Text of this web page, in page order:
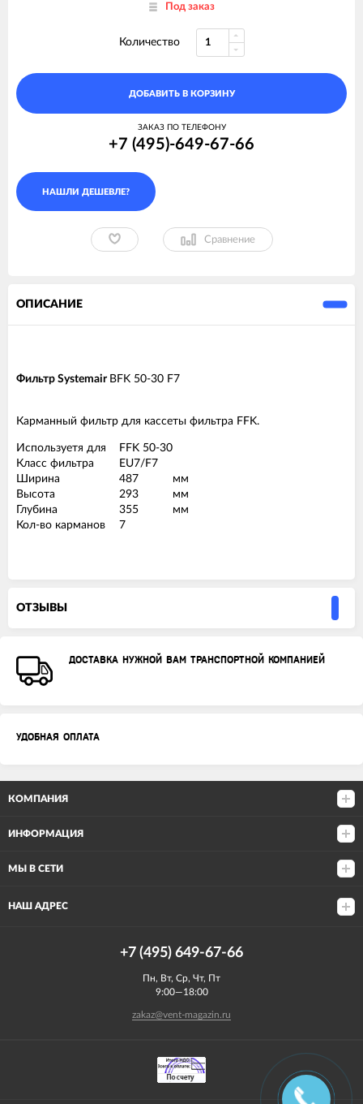
Под заказ
Количество
ДОБАВИТЬ В КОРЗИНУ
ЗАКАЗ ПО ТЕЛЕФОНУ
+7 (495)-649-67-66
Сравнение
ОПИСАНИЕ
Фильтр Systemair BFK 50-30 F7
Карманный фильтр для кассеты фильтра FFK.
Используетя для
FFK 50-30
Класс фильтра
EU7/F7
Ширина
487
мм
Высота
293
мм
Глубина
355
мм
Кол-во карманов
7
ОТЗЫВЫ
ДОСТАВКА НУЖНОЙ ВАМ ТРАНСПОРТНОЙ КОМПАНИЕЙ
УДОБНАЯ ОПЛАТА
КОМПАНИЯ
ИНФОРМАЦИЯ
МЫ В СЕТИ
НАШ АДРЕС
+7 (495) 649-67-66
Пн, Вт, Ср, Чт, Пт
9:00—18:00
zakaz@vent-magazin.ru